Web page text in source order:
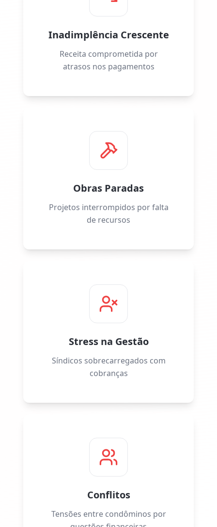
Inadimplência Crescente
Receita comprometida por
atrasos nos pagamentos
Obras Paradas
Projetos interrompidos por falta
de recursos
Stress na Gestão
Síndicos sobrecarregados com
cobranças
Conflitos
Tensões entre condôminos por